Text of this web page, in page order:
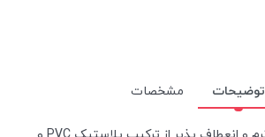
توضیحات
مشخصات